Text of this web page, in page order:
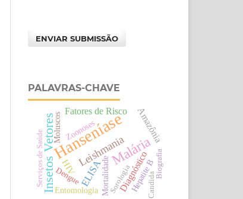
ENVIAR SUBMISSÃO
PALAVRAS-CHAVE
HanseníaseMalária
Insetos Vetores Leishmania
ELISA Diagnóstico
Amazônia
Fatores de Risco
HIV Hepatite B
Zoonoses
Mortalidade
Entomologia
Dengue
Moluscos
Sorologia
Serviços de Saúde Candida
Biografia